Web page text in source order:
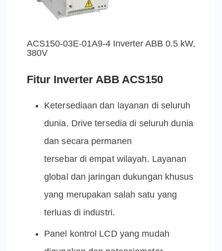
ACS150-03E-01A9-4 Inverter ABB 0.5 kW,
380V
Fitur Inverter ABB ACS150
Ketersediaan dan layanan di seluruh
dunia. Drive tersedia di seluruh dunia
dan secara permanen
tersebar di empat wilayah. Layanan
global dan jaringan dukungan khusus
yang merupakan salah satu yang
terluas di industri.
Panel kontrol LCD yang mudah